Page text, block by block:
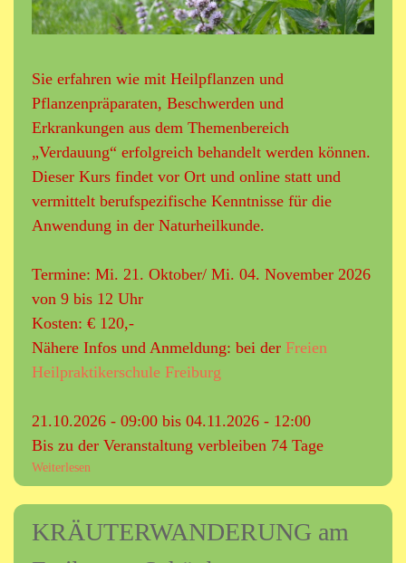
Sie erfahren wie mit Heilpflanzen und
Pflanzenpräparaten, Beschwerden und
Erkrankungen aus dem Themenbereich
„Verdauung“ erfolgreich behandelt werden können.
Dieser Kurs findet vor Ort und online statt und
vermittelt berufspezifische Kenntnisse für die
Anwendung in der Naturheilkunde.
Termine: Mi. 21. Oktober/ Mi. 04. November 2026
von 9 bis 12 Uhr
Kosten: € 120,-
Nähere Infos und Anmeldung: bei der Freien
Heilpraktikerschule Freiburg
21.10.2026 - 09:00 bis 04.11.2026 - 12:00
Bis zu der Veranstaltung verbleiben 74 Tage
Weiterlesen
b
e
r
H
KRÄUTERWANDERUNG am